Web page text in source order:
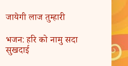
जायेगी लाज तुम्हारी
भजन: हरि को नामु सदा
सुखदाई